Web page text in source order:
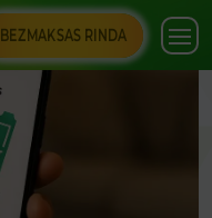
BEZMAKSAS RINDA